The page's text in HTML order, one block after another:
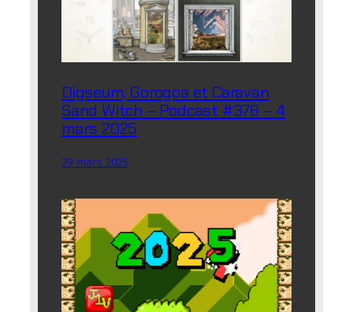
Digseum, Gorogoa et Caravan
Sand Witch – Podcast #378 – 4
mars 2025
29 mars 2025